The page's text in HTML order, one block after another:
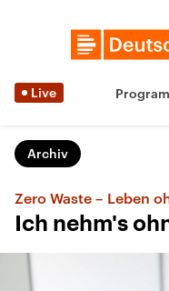
Live
Archiv
Zero Waste – Leben
Ich nehm's